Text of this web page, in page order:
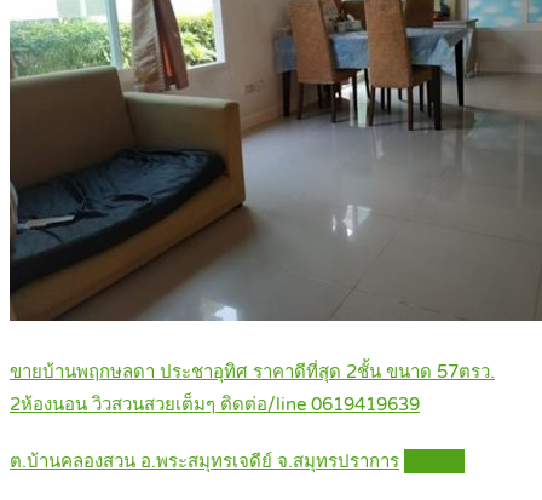
ขายบ้านพฤกษลดา ประชาอุทิศ ราคาดีที่สุด 2ชั้น ขนาด 57ตรว.
2ห้องนอน วิวสวนสวยเต็มๆ ติดต่อ/line 0619419639
ต.บ้านคลองสวน อ.พระสมุทรเจดีย์ จ.สมุทรปราการ